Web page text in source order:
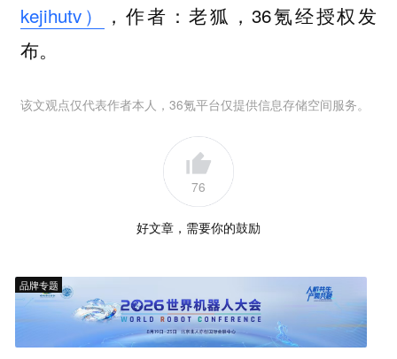
kejihutv）
，作者：老狐，36氪经授权发
布。
该文观点仅代表作者本人，36氪平台仅提供信息存储空间服务。
76
好文章，需要你的鼓励
品牌专题